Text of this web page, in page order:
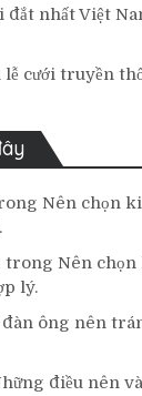
đắt nhất Việt
cưới truyền
Nên chọn
trong Nên chọn
lý.
đàn ông nên
điều nên